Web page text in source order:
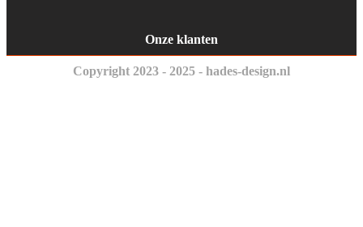
Onze klanten
Copyright 2023 - 2025 - hades-design.nl